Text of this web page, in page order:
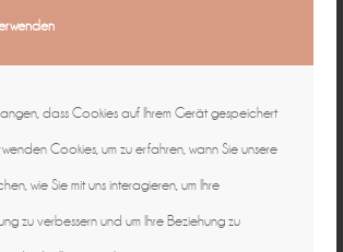
dass Cookies auf Ihrem Gerät gespeichert
Cookies, um zu erfahren, wann Sie unsere
wie Sie mit uns interagieren, um Ihre
zu verbessern und um Ihre Beziehung zu